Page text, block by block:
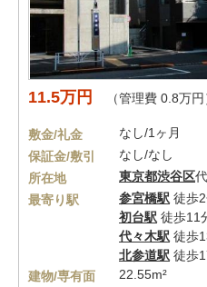
11.5万円 （管理費 0.8万円
敷金/礼金
なし/1ヶ月
保証金/敷引
なし/なし
所在地
東京都渋谷区
最寄り駅
参宮橋駅 徒歩
初台駅 徒歩11
代々木駅 徒歩
北参道駅 徒歩
建物/専有面
22.55m²